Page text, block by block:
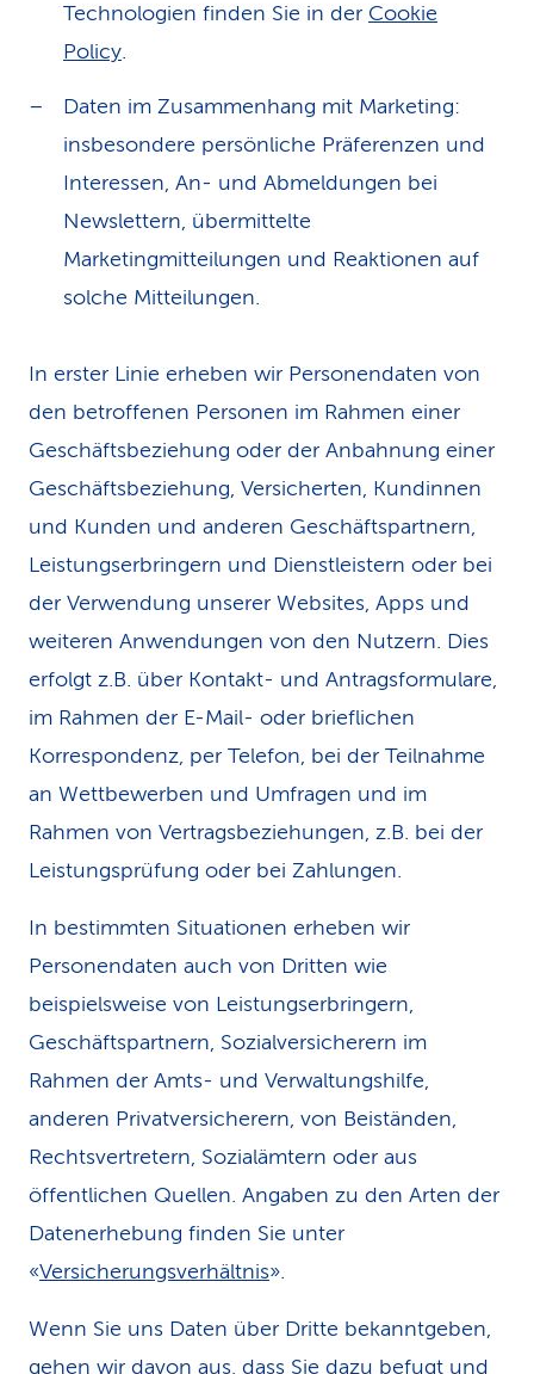
Technologien finden Sie in der Cookie
Policy.
Daten im Zusammenhang mit Marketing:
insbesondere persönliche Präferenzen und
Interessen, An- und Abmeldungen bei
Newslettern, übermittelte
Marketingmitteilungen und Reaktionen auf
solche Mitteilungen.
In erster Linie erheben wir Personendaten von
den betroffenen Personen im Rahmen einer
Geschäftsbeziehung oder der Anbahnung einer
Geschäftsbeziehung, Versicherten, Kundinnen
und Kunden und anderen Geschäftspartnern,
Leistungserbringern und Dienstleistern oder bei
der Verwendung unserer Websites, Apps und
weiteren Anwendungen von den Nutzern. Dies
erfolgt z.B. über Kontakt- und Antragsformulare,
im Rahmen der E-Mail- oder brieflichen
Korrespondenz, per Telefon, bei der Teilnahme
an Wettbewerben und Umfragen und im
Rahmen von Vertragsbeziehungen, z.B. bei der
Leistungsprüfung oder bei Zahlungen.
In bestimmten Situationen erheben wir
Personendaten auch von Dritten wie
beispielsweise von Leistungserbringern,
Geschäftspartnern, Sozialversicherern im
Rahmen der Amts- und Verwaltungshilfe,
anderen Privatversicherern, von Beiständen,
Rechtsvertretern, Sozialämtern oder aus
öffentlichen Quellen. Angaben zu den Arten der
Datenerhebung finden Sie unter
«Versicherungsverhältnis».
Wenn Sie uns Daten über Dritte bekanntgeben,
gehen wir davon aus, dass Sie dazu befugt und